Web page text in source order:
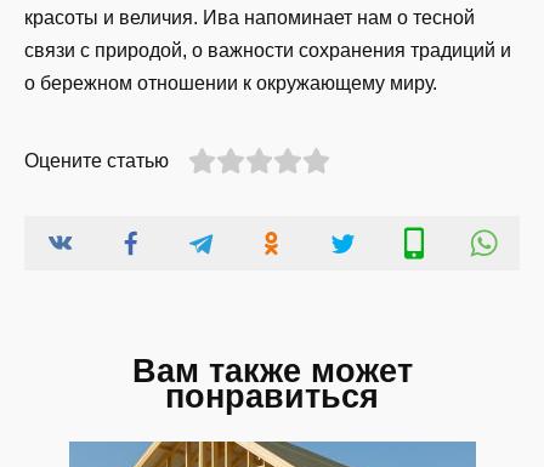
красоты и величия. Ива напоминает нам о тесной
связи с природой, о важности сохранения традиций и
о бережном отношении к окружающему миру.
Оцените статью
Вам также может
понравиться